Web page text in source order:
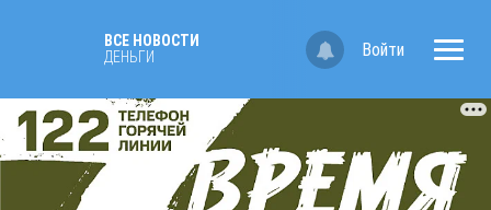
ВСЕ НОВОСТИ
ДЕНЬГИ
Войти